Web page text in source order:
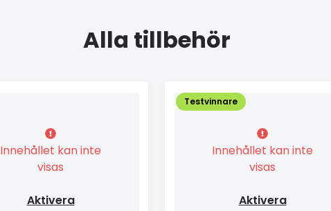
Alla tillbehör
Innehållet kan inte
visas
Aktivera
Testvinnare
Innehållet kan inte
visas
Aktivera